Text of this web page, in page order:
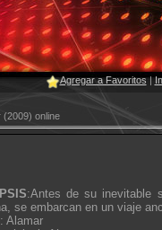
Agregar a Favoritos|
online
:Antes de su inevitable
se embarcan en un viaje
Alamar